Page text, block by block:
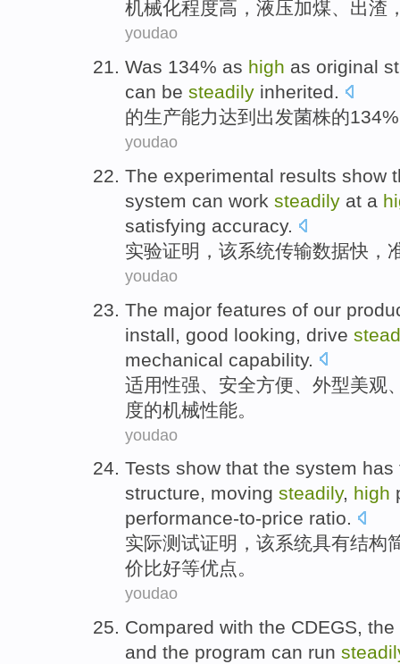
机械化程度高 ， 液压加煤、出渣
youdao
Was 134% as high as original
can be steadily inherited.
的生产能力达到出发菌株的
youdao
The experimental results show
system can work steadily at a
satisfying accuracy.
实验证明 ， 该系统传输数据快 ，
youdao
The major features of our
install, good looking, drive
mechanical capability.
适用性强、安全方便 外型美观
度的机械性能。
youdao
Tests show that the system has
structure, moving steadily, high
performance-to-price ratio.
实际测试证明 ， 该系统具有结构
价比好等优点。
youdao
Compared with the CDEGS, the
and the program can run